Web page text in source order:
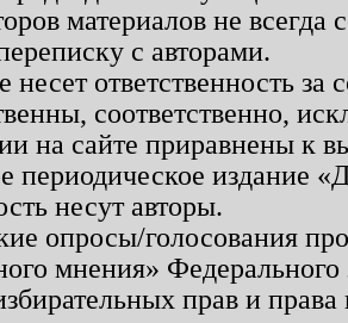
материалов не
с авторами.
несет ответственность
соответственно,
на сайте приравнены к
периодическое издание
несут авторы.
опросы/голосования
мнения»
прав и